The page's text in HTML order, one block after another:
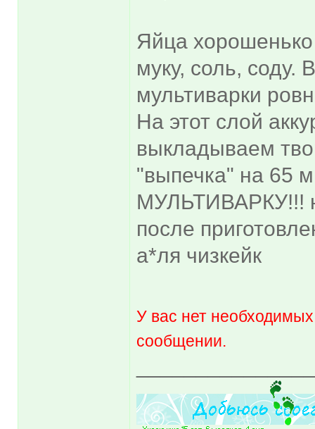
Яйца
муку, соль, соду.
мультиварки
На этот слой
выкладываем
"выпечка" на 65
МУЛЬТИВАРКУ!!!
после
а*ля чизкейк
У вас нет
сообщении.